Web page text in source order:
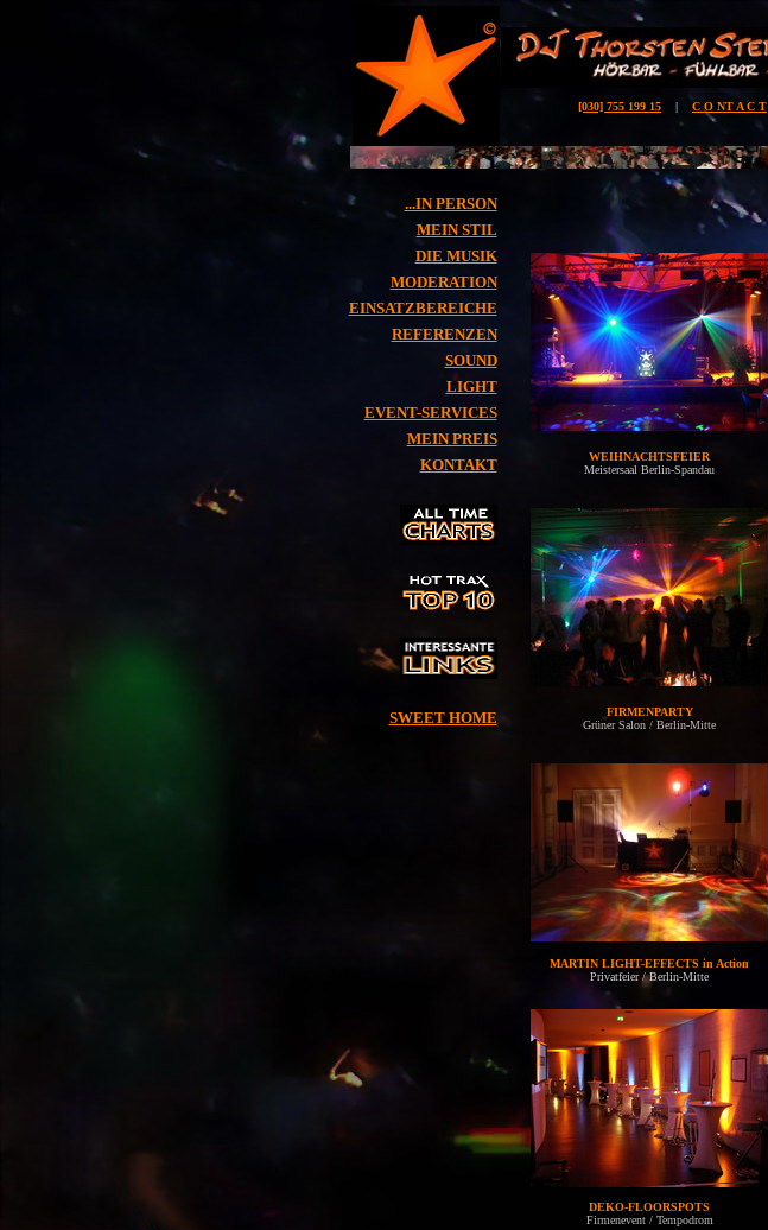
[030] 755 199 15 | C O NT A C T
...IN PERSON
MEIN STIL
DIE MUSIK
MODERATION
EINSATZBEREICHE
REFERENZEN
SOUND
LIGHT
EVENT-SERVICES
MEIN PREIS
KONTAKT
SWEET HOME
WEIHNACHTSFEIER
Meistersaal Berlin-Spandau
FIRMENPARTY
Grüner Salon / Berlin-Mitte
MARTIN LIGHT-EFFECTS in Action
Privatfeier / Berlin-Mitte
DEKO-FLOORSPOTS
Firmenevent / Tempodrom